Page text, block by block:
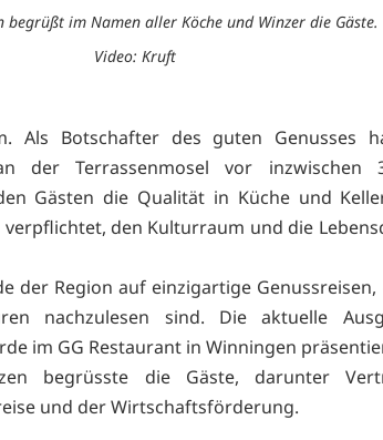
begrüßt im Namen aller Köche und Winzer die Gäste.
Video: Kruft
Als Botschafter des guten Genusses
der Terrassenmosel vor inzwischen
Gästen die Qualität in Küche und
den Kulturraum und die
der Region auf einzigartige
nachzulesen sind. Die aktuelle
im GG Restaurant in Winningen
begrüsste die Gäste, darunter
und der Wirtschaftsförderung.